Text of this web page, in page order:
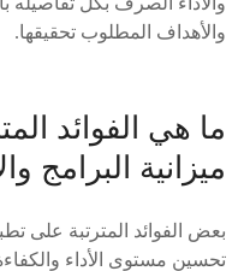
والأهداف المطلوب تحقيقها.
ما هي الفوائد
ميزانية البرامج
بعض الفوائد المترتبة على
تحسين مستوى الأداء